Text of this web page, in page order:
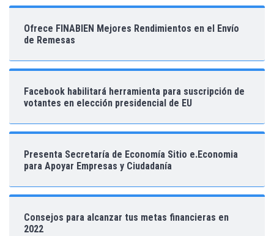
Ofrece FINABIEN Mejores Rendimientos en el Envío
de Remesas
Facebook habilitará herramienta para suscripción de
votantes en elección presidencial de EU
Presenta Secretaría de Economía Sitio e.Economia
para Apoyar Empresas y Ciudadanía
Consejos para alcanzar tus metas financieras en
2022